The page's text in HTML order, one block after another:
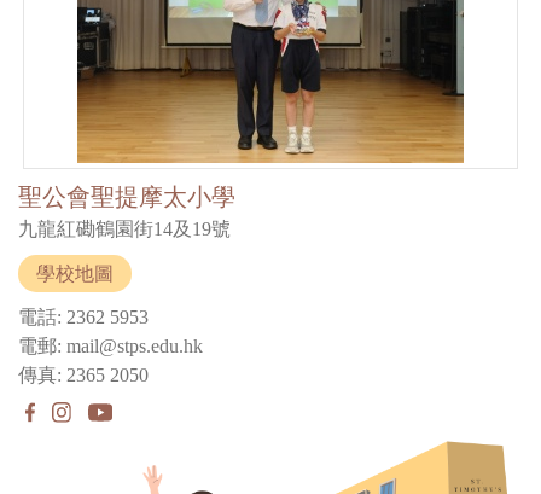
聖公會聖提摩太小學
九龍紅磡鶴園街14及19號
學校地圖
電話: 2362 5953
電郵: mail@stps.edu.hk
傳真: 2365 2050